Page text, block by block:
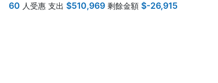
60 人受惠 支出 $510,969 剩餘金額 $-26,915